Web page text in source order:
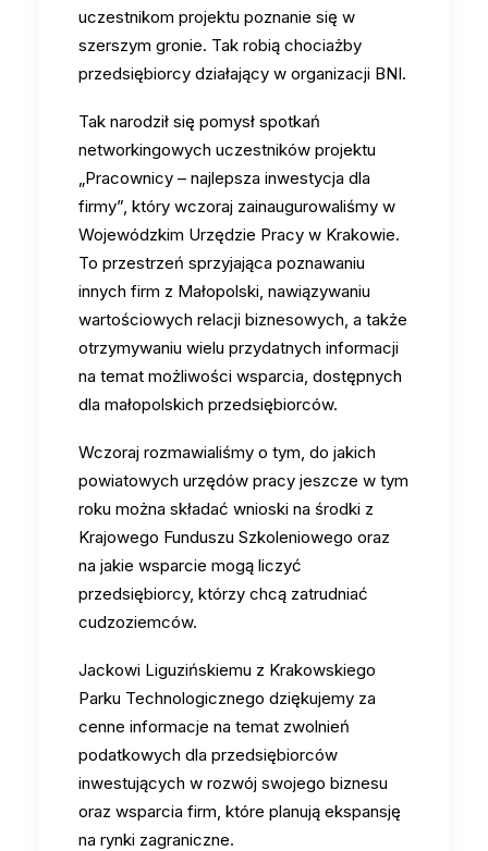
uczestnikom projektu poznanie się w
szerszym gronie. Tak robią chociażby
przedsiębiorcy działający w organizacji BNI.
Tak narodził się pomysł spotkań
networkingowych uczestników projektu
„Pracownicy – najlepsza inwestycja dla
firmy”, który wczoraj zainaugurowaliśmy w
Wojewódzkim Urzędzie Pracy w Krakowie.
To przestrzeń sprzyjająca poznawaniu
innych firm z Małopolski, nawiązywaniu
wartościowych relacji biznesowych, a także
otrzymywaniu wielu przydatnych informacji
na temat możliwości wsparcia, dostępnych
dla małopolskich przedsiębiorców.
Wczoraj rozmawialiśmy o tym, do jakich
powiatowych urzędów pracy jeszcze w tym
roku można składać wnioski na środki z
Krajowego Funduszu Szkoleniowego oraz
na jakie wsparcie mogą liczyć
przedsiębiorcy, którzy chcą zatrudniać
cudzoziemców.
Jackowi Liguzińskiemu z Krakowskiego
Parku Technologicznego dziękujemy za
cenne informacje na temat zwolnień
podatkowych dla przedsiębiorców
inwestujących w rozwój swojego biznesu
oraz wsparcia firm, które planują ekspansję
na rynki zagraniczne.